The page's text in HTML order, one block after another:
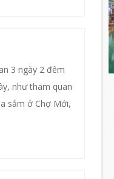
3 ngày 2 đêm
như tham quan
sắm ở Chợ Mới,